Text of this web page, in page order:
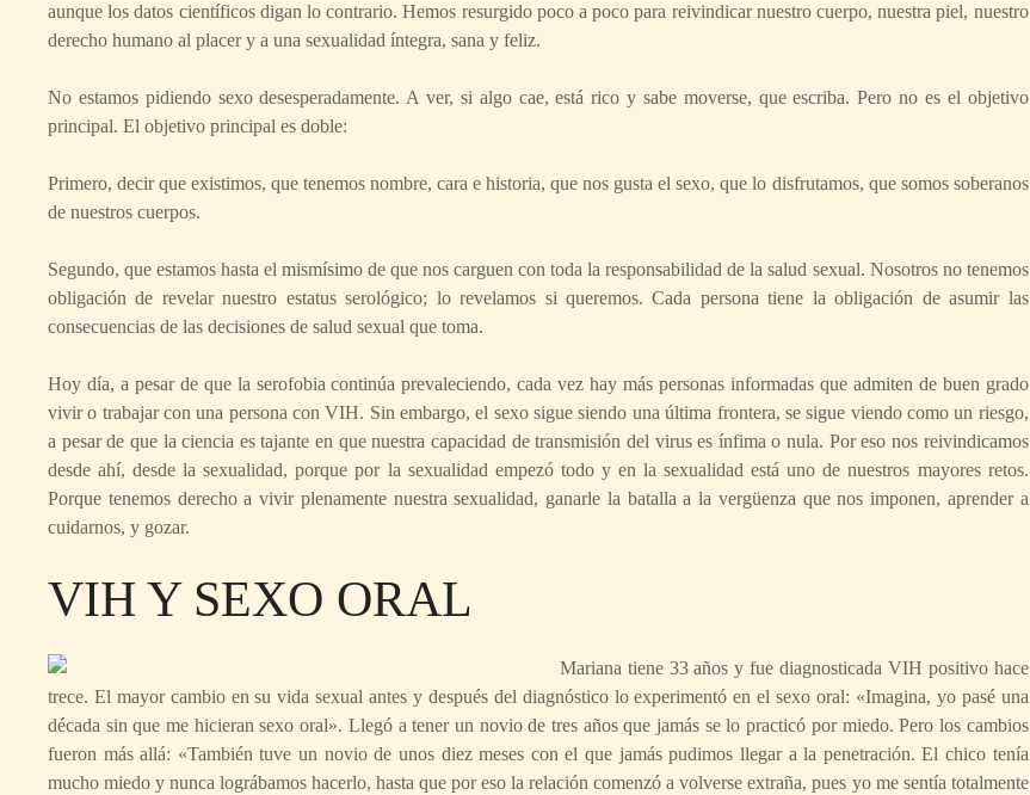
aunque los datos científicos digan lo contrario. Hemos resurgido poco a poco para reivindicar nuestro cuerpo, nuestra piel, nuestro
derecho humano al placer y a una sexualidad íntegra, sana y feliz.
No estamos pidiendo sexo desesperadamente. A ver, si algo cae, está rico y sabe moverse, que escriba. Pero no es el objetivo
principal. El objetivo principal es doble:
Primero, decir que existimos, que tenemos nombre, cara e historia, que nos gusta el sexo, que lo disfrutamos, que somos soberanos
de nuestros cuerpos.
Segundo, que estamos hasta el mismísimo de que nos carguen con toda la responsabilidad de la salud sexual. Nosotros no tenemos
obligación de revelar nuestro estatus serológico; lo revelamos si queremos. Cada persona tiene la obligación de asumir las
consecuencias de las decisiones de salud sexual que toma.
Hoy día, a pesar de que la serofobia continúa prevaleciendo, cada vez hay más personas informadas que admiten de buen grado
vivir o trabajar con una persona con VIH. Sin embargo, el sexo sigue siendo una última frontera, se sigue viendo como un riesgo,
a pesar de que la ciencia es tajante en que nuestra capacidad de transmisión del virus es ínfima o nula. Por eso nos reivindicamos
desde ahí, desde la sexualidad, porque por la sexualidad empezó todo y en la sexualidad está uno de nuestros mayores retos.
Porque tenemos derecho a vivir plenamente nuestra sexualidad, ganarle la batalla a la vergüenza que nos imponen, aprender a
cuidarnos, y gozar.
VIH Y SEXO ORAL
Mariana tiene 33 años y fue diagnosticada VIH positivo hace
trece. El mayor cambio en su vida sexual antes y después del diagnóstico lo experimentó en el sexo oral: «Imagina, yo pasé una
década sin que me hicieran sexo oral». Llegó a tener un novio de tres años que jamás se lo practicó por miedo. Pero los cambios
fueron más allá: «También tuve un novio de unos diez meses con el que jamás pudimos llegar a la penetración. El chico tenía
mucho miedo y nunca lográbamos hacerlo, hasta que por eso la relación comenzó a volverse extraña, pues yo me sentía totalmente